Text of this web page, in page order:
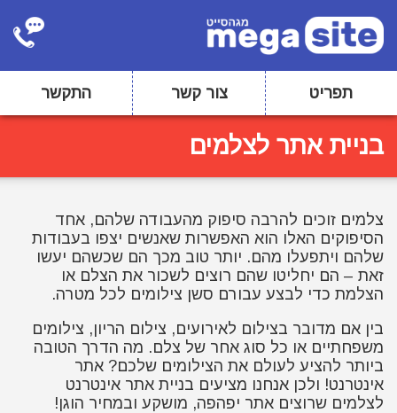
תפריט צור קשר התקשר
בניית אתר לצלמים
צלמים זוכים להרבה סיפוק מהעבודה שלהם, אחד
הסיפוקים האלו הוא האפשרות שאנשים יצפו בעבודות
שלהם ויתפעלו מהם. יותר טוב מכך הם שכשהם יעשו
זאת – הם יחליטו שהם רוצים לשכור את הצלם או
הצלמת כדי לבצע עבורם סשן צילומים לכל מטרה.
בין אם מדובר בצילום לאירועים, צילום הריון, צילומים
משפחתיים או כל סוג אחר של צלם. מה הדרך הטובה
ביותר להציע לעולם את הצילומים שלכם? אתר
אינטרנט! ולכן אנחנו מציעים בניית אתר אינטרנט
לצלמים שרוצים אתר יפהפה, מושקע ובמחיר הוגן!